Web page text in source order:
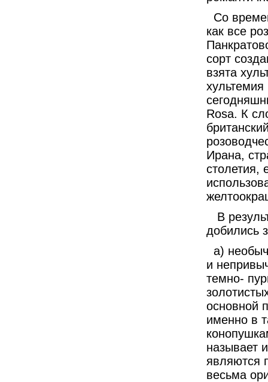
Со
как все
сорт
взята
Rosa. К
Ирана,
столетия,
В
добились
а)
и
темно-
основной
именно в
называет
являются
весьма